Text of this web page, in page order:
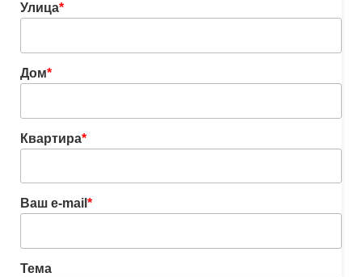
Улица*
Дом*
Квартира*
Ваш e-mail *
Тема